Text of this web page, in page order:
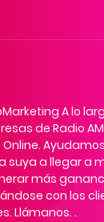
A lo
de Radio AM
suya a llegar a
más
con los
Llámanos. .